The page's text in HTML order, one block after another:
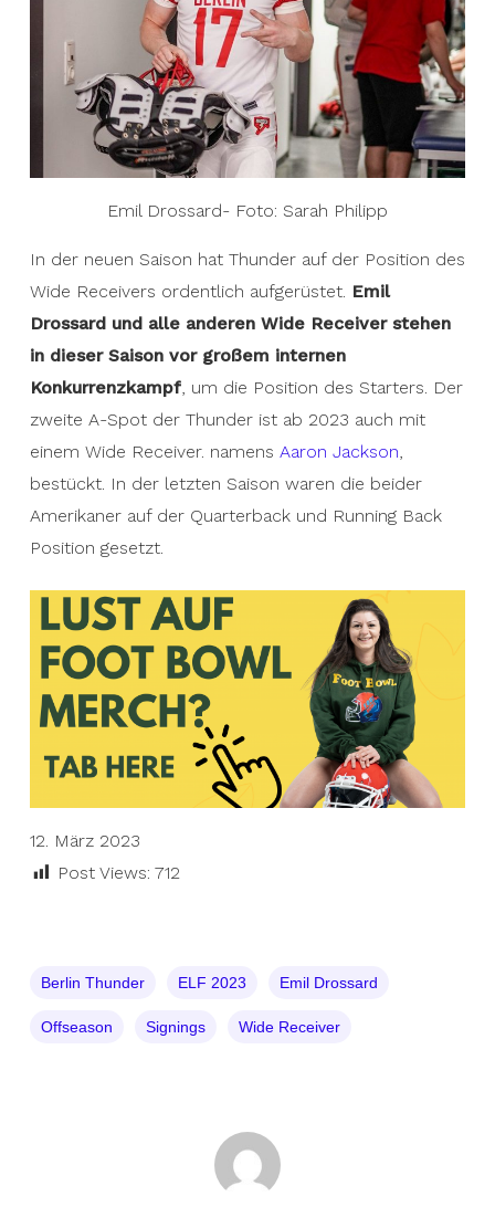
Emil Drossard- Foto: Sarah Philipp
In der neuen Saison hat Thunder auf der Position des
Wide Receivers ordentlich aufgerüstet. Emil
Drossard und alle anderen Wide Receiver stehen
in dieser Saison vor großem internen
Konkurrenzkampf, um die Position des Starters. Der
zweite A-Spot der Thunder ist ab 2023 auch mit
einem Wide Receiver. namens Aaron Jackson,
bestückt. In der letzten Saison waren die beider
Amerikaner auf der Quarterback und Running Back
Position gesetzt.
12. März 2023
Post Views: 712
Berlin Thunder ELF 2023 Emil Drossard
Offseason Signings Wide Receiver